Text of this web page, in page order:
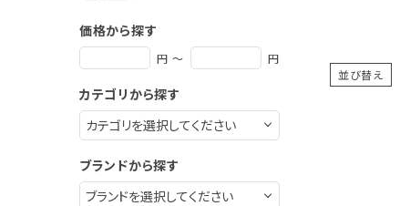
価格から探す
円 ～ 円
カテゴリから探す
ブランドから探す
並び替え